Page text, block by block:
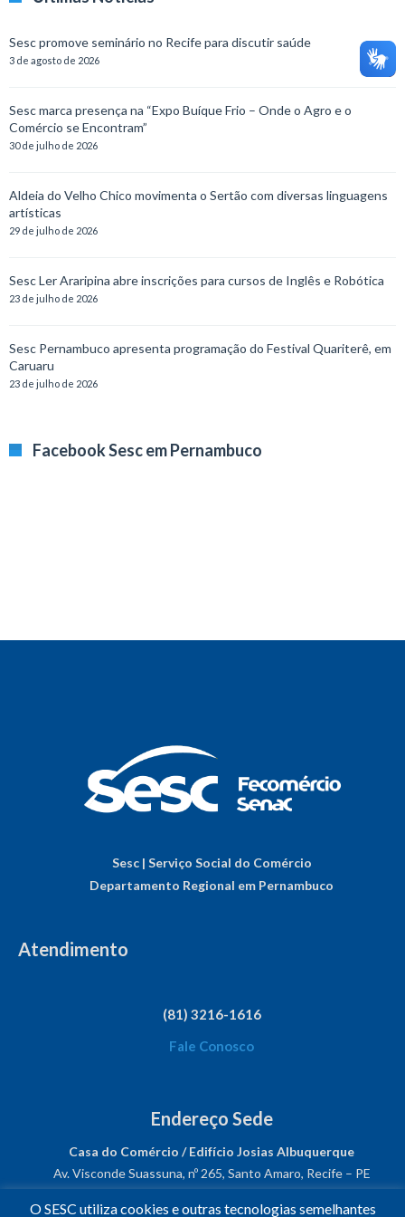
Sesc promove seminário no Recife para discutir saúde
3 de agosto de 2026
Sesc marca presença na “Expo Buíque Frio – Onde o Agro e o
Comércio se Encontram”
30 de julho de 2026
Aldeia do Velho Chico movimenta o Sertão com diversas linguagens
artísticas
29 de julho de 2026
Sesc Ler Araripina abre inscrições para cursos de Inglês e Robótica
23 de julho de 2026
Sesc Pernambuco apresenta programação do Festival Quariterê, em
Caruaru
23 de julho de 2026
Facebook Sesc em Pernambuco
Sesc | Serviço Social do Comércio
Departamento Regional em Pernambuco
Atendimento
(81) 3216-1616
Fale Conosco
Endereço Sede
Casa do Comércio / Edifício Josias Albuquerque
Av. Visconde Suassuna, nº 265, Santo Amaro, Recife – PE
O SESC utiliza cookies e outras tecnologias semelhantes